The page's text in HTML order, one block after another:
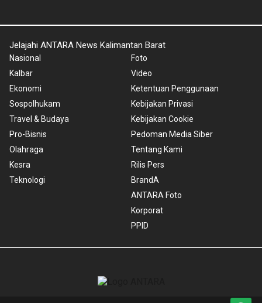
Jelajahi ANTARA News Kalimantan Barat
Nasional
Kalbar
Ekonomi
Sospolhukam
Travel & Budaya
Pro-Bisnis
Olahraga
Kesra
Teknologi
Foto
Video
Ketentuan Penggunaan
Kebijakan Privasi
Kebijakan Cookie
Pedoman Media Siber
Tentang Kami
Rilis Pers
BrandA
ANTARA Foto
Korporat
PPID